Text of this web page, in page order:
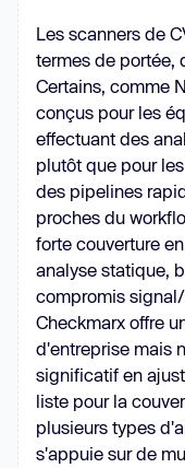
Les scanners de
termes de portée,
Certains, comme
conçus pour les
effectuant des
plutôt que pour
des pipelines
proches du
forte couverture
analyse statique,
compromis
Checkmarx offre
d'entreprise mais
significatif en
liste pour la
plusieurs types
s'appuie sur de